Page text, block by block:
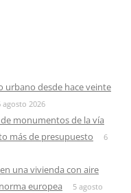
urbano desde hace veinte
agosto 2026
monumentos de la vía
más de presupuesto
6
una vivienda con aire
europea
5 agosto